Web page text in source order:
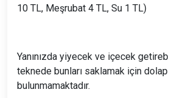
10 TL, Meşrubat 4 TL, Su 1 TL)
Yanınızda yiyecek ve içecek
teknede bunları saklamak için dolap
bulunmamaktadır.